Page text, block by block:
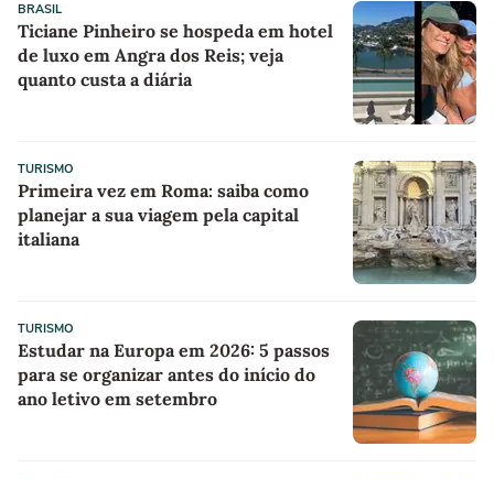
BRASIL
Ticiane Pinheiro se hospeda em hotel
de luxo em Angra dos Reis; veja
quanto custa a diária
TURISMO
Primeira vez em Roma: saiba como
planejar a sua viagem pela capital
italiana
TURISMO
Estudar na Europa em 2026: 5 passos
para se organizar antes do início do
ano letivo em setembro